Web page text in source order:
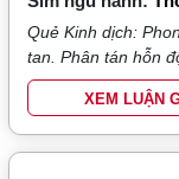
Quẻ Kinh dịch:
tan. Phân tán hỗn
XEM LUẬN